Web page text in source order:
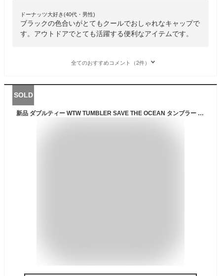
ドーナッツ大好き(40代・男性)
ブラックの色合いがとてもクールでおしゃれなキャップで
す。アウトドアでとても活躍する便利なアイテムです。
全てのおすすめコメント（2件）
SOLD
新品 ダブルティー WTW TUMBLER SAVE THE OCEAN タンブラー WHITE ホワイト 白 メンズ レディース